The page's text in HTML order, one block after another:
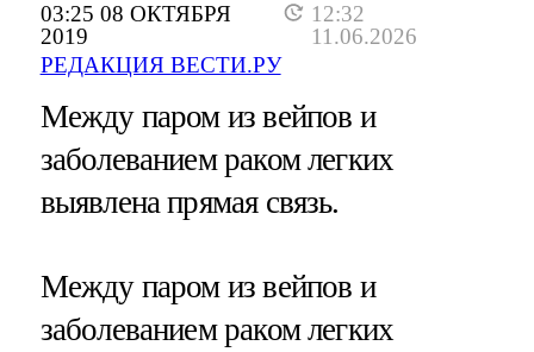
03:25 08 ОКТЯБРЯ
2019
12:32
11.06.2026
РЕДАКЦИЯ ВЕСТИ.РУ
Между паром из вейпов и
заболеванием раком легких
выявлена прямая связь.
Между паром из вейпов и
заболеванием раком легких